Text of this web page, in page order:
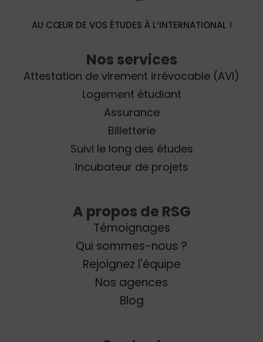
AU CŒUR DE VOS ÉTUDES À L’INTERNATIONAL !
Nos services
Attestation de virement irrévocable (AVI)
Logement étudiant
Assurance
Billetterie
Suivi le long des études
Incubateur de projets
A propos de RSG
Témoignages
Qui sommes-nous ?
Rejoignez l'équipe
Nos agences
Blog